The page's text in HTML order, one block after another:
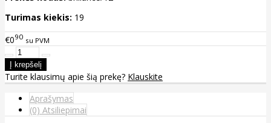
Turimas kiekis: 19
€090 su PVM
Turite klausimų apie šią prekę? Klauskite
Aprašymas
(0) Atsiliepimai